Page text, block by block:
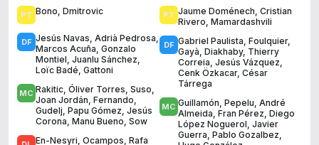
Bono Dmitrovic
Jesús Navas Adrià Pedrosa
Marcos Acuña Gonzalo
Montiel Juanlu Sánchez
Loïc Badé Gattoni
Rakitic Óliver Torres Suso
Joan Jordán Fernando
Gudelj Papu Gómez Jesús
Corona Manu Bueno Sow
En-Nesyri Ocampos Rafa
Jaume Doménech Cristian
Rivero Mamardashvili
Gabriel Paulista Foulquier,
Gayà Diakhaby, Thierry
Correia Jesús Vázquez
Cenk Özkacar, César
Tárrega
Guillamón Pepelu André
Almeida Fran Pérez Diego
López Noguerol Javier
Guerra Pablo Gozalbez